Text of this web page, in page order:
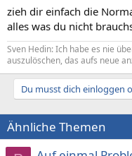
zieh dir einfach die
alles was du nicht
Sven Hedin: Ich habe es nie
auszulöschen, das aufs neue
Du musst dich einloggen
Ähnliche Themen